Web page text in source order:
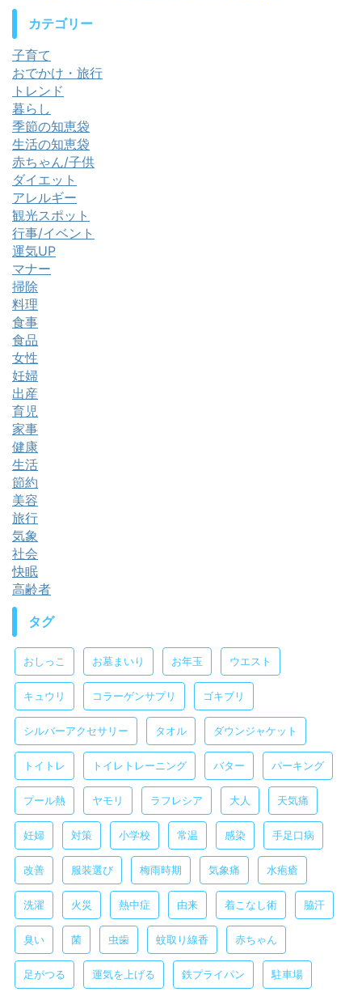
カテゴリー
子育て
おでかけ・旅行
トレンド
暮らし
季節の知恵袋
生活の知恵袋
赤ちゃん/子供
ダイエット
アレルギー
観光スポット
行事/イベント
運気UP
マナー
掃除
料理
食事
食品
女性
妊婦
出産
育児
家事
健康
生活
節約
美容
旅行
気象
社会
快眠
高齢者
タグ
おしっこ お墓まいり お年玉 ウエスト
キュウリ コラーゲンサプリ ゴキブリ
シルバーアクセサリー タオル ダウンジャケット
トイトレ トイレトレーニング バター パーキング
プール熱 ヤモリ ラフレシア 大人 天気痛
妊婦 対策 小学校 常温 感染 手足口病
改善 服装選び 梅雨時期 気象痛 水疱瘡
洗濯 火災 熱中症 由来 着こなし術 脇汗
臭い 菌 虫歯 蚊取り線香 赤ちゃん
足がつる 運気を上げる 鉄プライパン 駐車場